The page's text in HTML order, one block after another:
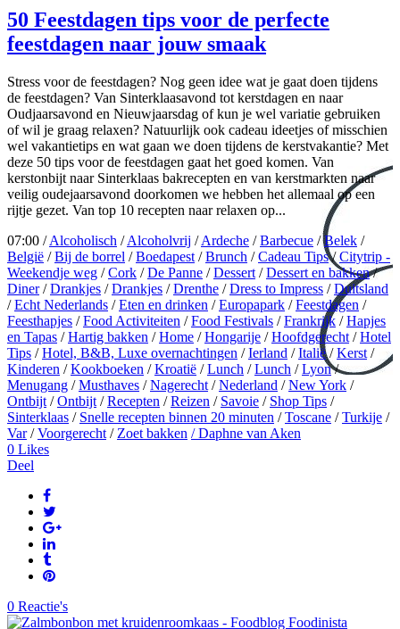
50 Feestdagen tips voor de perfecte
feestdagen naar jouw smaak
Stress voor de feestdagen? Nog geen idee wat je gaat doen tijdens
de feestdagen? Van Sinterklaasavond tot kerstdagen en naar
Oudjaarsavond en Nieuwjaarsdag of kun je wel variatie gebruiken
of wil je graag relaxen? Natuurlijk ook cadeau ideetjes of misschien
wel vakantietips en wat gaan we doen tijdens de kerstvakantie? Met
deze 50 tips voor de feestdagen gaat het goed komen. Van
kerstonbijt naar Sinterklaas bakrecepten en van kerstmarkten naar
veilig oudejaarsavond doorkomen we hebben het allemaal op een
rijtje gezet. Van top 10 recepten naar relaxen op...
07:00 /Alcoholisch /Alcoholvrij /Ardeche /Barbecue /Belek /
België /Bij de borrel /Boedapest /Brunch /Cadeau Tips/Citytrip -
Weekendje weg /Cork /De Panne /Dessert /Dessert en bakken/
Diner/Drankjes /Drankjes /Drenthe /Dress to Impress /Duitsland
/Echt Nederlands /Eten en drinken /Europapark /Feestdagen /
Feesthapjes /Food Activiteiten /Food Festivals /Frankrijk /Hapjes
en Tapas /Hartig bakken /Home /Hongarije /Hoofdgerecht /Hotel
Tips /Hotel, B&B, Luxe overnachtingen /Ierland /Italië/Kerst /
Kinderen /Kookboeken /Kroatië /Lunch /Lunch /Lyon/
Menugang /Musthaves /Nagerecht /Nederland /New York /
Ontbijt /Ontbijt /Recepten /Reizen / Savoie / Shop Tips /
Sinterklaas / Snelle recepten binnen 20 minuten /Toscane /Turkije /
Var/Voorgerecht / Zoet bakken / Daphne van Aken
0 Likes
Deel
0 Reactie's